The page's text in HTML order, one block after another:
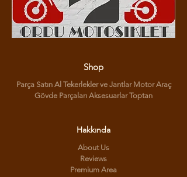
Shop
Parça Satın Al Tekerlekler ve Jantlar Motor Araç
Gövde Parçaları Aksesuarlar Toptan
Hakkında
About Us
Reviews
Premium Area